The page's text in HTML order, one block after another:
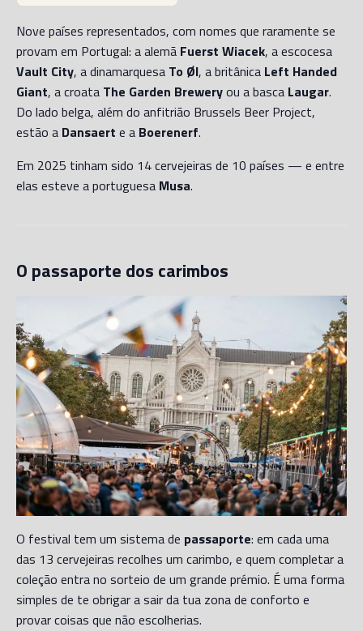
Nove países representados, com nomes que raramente se
provam em Portugal: a alemã Fuerst Wiacek, a escocesa
Vault City, a dinamarquesa To Øl, a britânica Left Handed
Giant, a croata The Garden Breweryou a basca Laugar.
Do lado belga, além do anfitrião Brussels Beer Project,
estão a Dansaert e a Boerenerf.
Em 2025 tinham sido 14 cervejeiras de 10 países — e entre
elas esteve a portuguesa Musa.
O passaporte dos carimbos
O festival tem um sistema de passaporte: em cada uma
das 13 cervejeiras recolhes um carimbo, e quem completar a
coleção entra no sorteio de um grande prémio. É uma forma
simples de te obrigar a sair da tua zona de conforto e
provar coisas que não escolherias.